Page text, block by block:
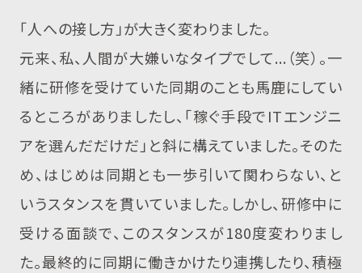
「人への接し方」が大きく変わりました。
元来、私、人間が大嫌いなタイプでして...（笑）。一
緒に研修を受けていた同期のことも馬鹿にしてい
るところがありましたし、「稼ぐ手段でITエンジニ
アを選んだだけだ」と斜に構えていました。そのた
め、はじめは同期とも一歩引いて関わらない、と
いうスタンスを貫いていました。しかし、研修中に
受ける面談で、このスタンスが180度変わりまし
た。最終的に同期に働きかけたり連携したり、積極